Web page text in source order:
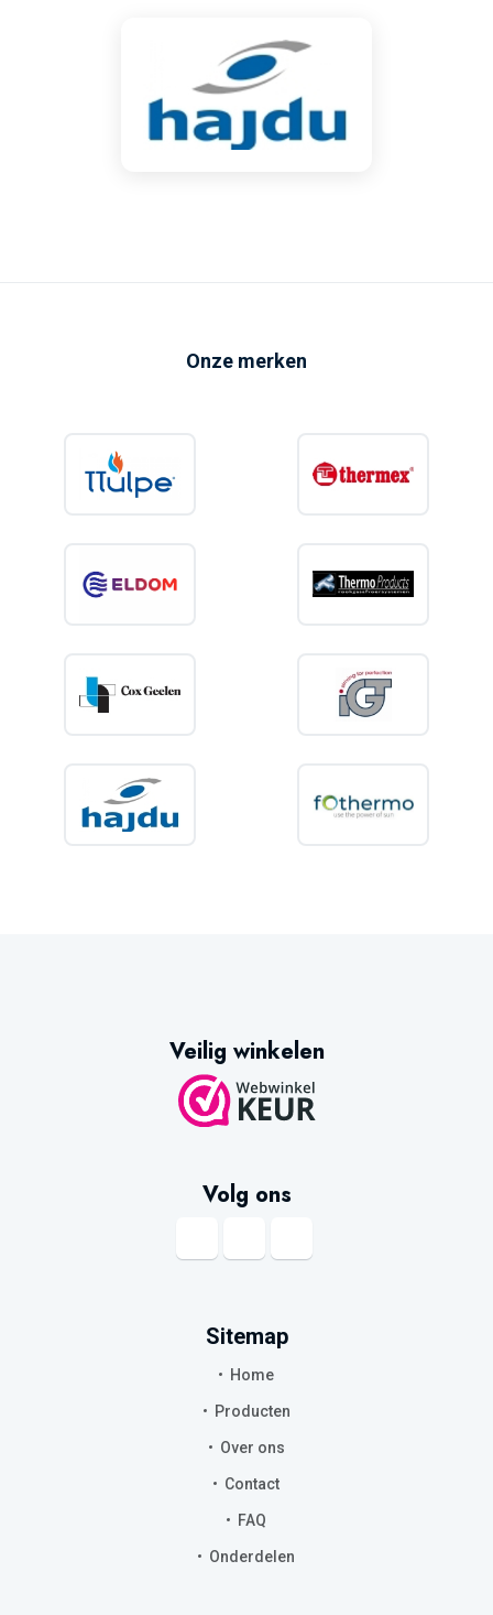
Onze merken
Veilig winkelen
Volg ons
Sitemap
Home
Producten
Over ons
Contact
FAQ
Onderdelen